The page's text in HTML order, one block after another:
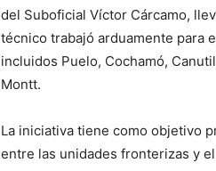
del Suboficial Víctor Cárcamo,
técnico trabajó arduamente para
incluidos Puelo, Cochamó,
Montt.
La iniciativa tiene como objetivo
entre las unidades fronterizas y